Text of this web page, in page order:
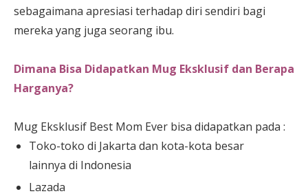
sebagaimana apresiasi terhadap diri sendiri bagi
mereka yang juga seorang ibu.
Dimana Bisa Didapatkan Mug Eksklusif dan Berapa
Harganya?
Mug Eksklusif Best Mom Ever bisa didapatkan pada :
Toko-toko di Jakarta dan kota-kota besar
lainnya di Indonesia
Lazada